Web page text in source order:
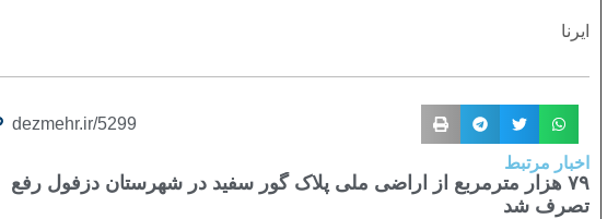
ایرنا
dezmehr.ir/5299
اخبار مرتبط
۷۹ هزار مترمربع از اراضی ملی پلاک گور سفید در شهرستان دزفول رفع
تصرف شد